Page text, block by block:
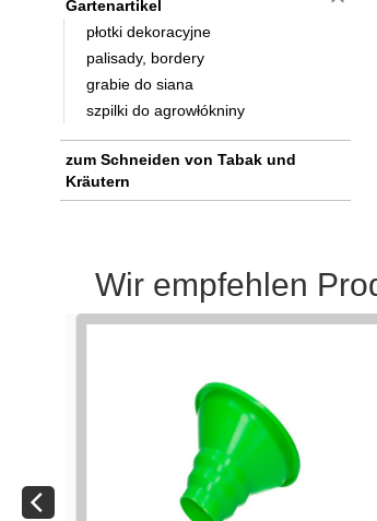
Gartenartikel
płotki dekoracyjne
palisady, bordery
grabie do siana
szpilki do agrowłókniny
zum Schneiden von Tabak und
Kräutern
Wir empfehlen